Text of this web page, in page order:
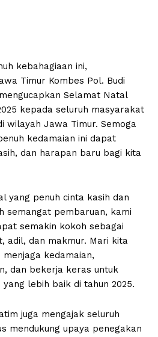
kebahagiaan ini,
Timur Kombes Pol. Budi
Selamat Natal
kepada seluruh masyarakat
wilayah Jawa Timur. Semoga
kedamaian ini dapat
dan harapan baru bagi kita
yang penuh cinta kasih dan
semangat pembaruan, kami
semakin kokoh sebagai
adil, dan makmur. Mari kita
kedamaian,
dan bekerja keras untuk
yang lebih baik di tahun 2025.
juga mengajak seluruh
mendukung upaya penegakan